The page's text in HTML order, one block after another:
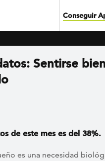
Conseguir
Sentirse
de este mes es del 38%.
es una necesidad